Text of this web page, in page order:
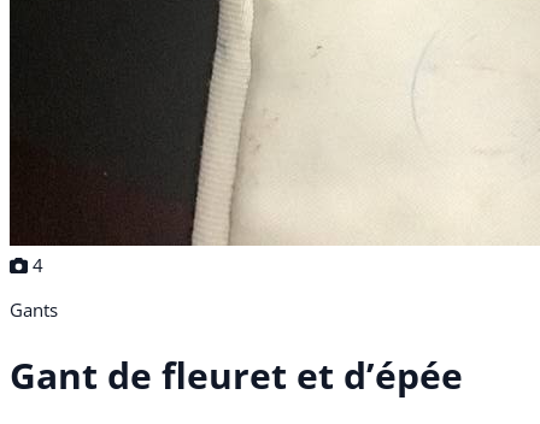
4
Gants
Gant de fleuret et d’épée